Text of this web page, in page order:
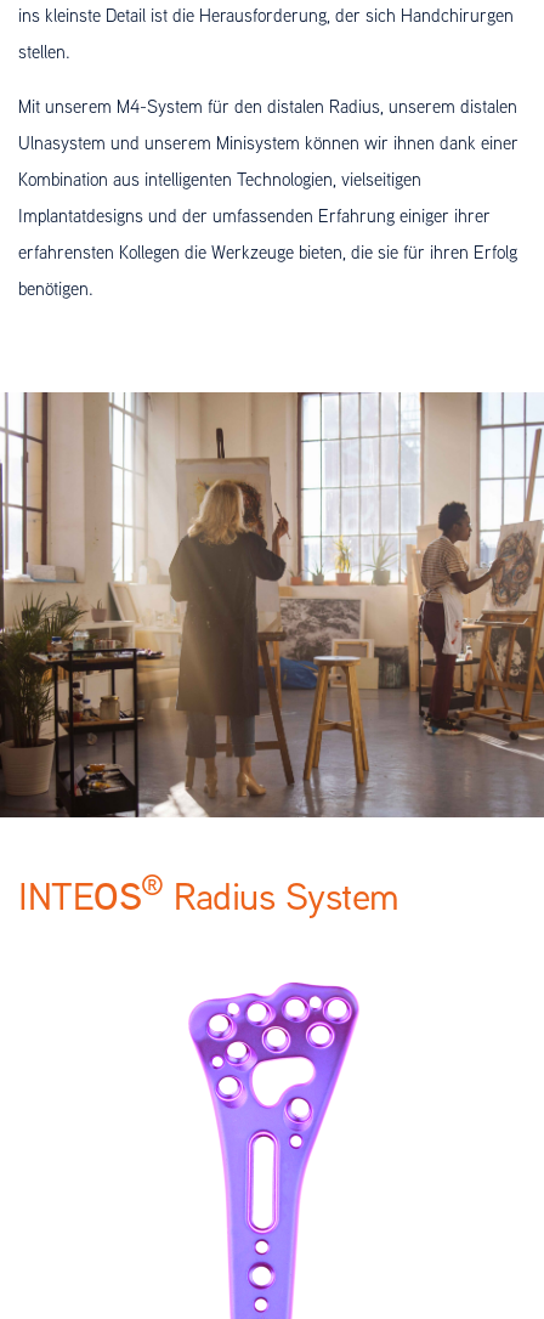
ins kleinste Detail ist die Herausforderung, der sich Handchirurgen
stellen.
Mit unserem M4-System für den distalen Radius, unserem distalen
Ulnasystem und unserem Minisystem können wir ihnen dank einer
Kombination aus intelligenten Technologien, vielseitigen
Implantatdesigns und der umfassenden Erfahrung einiger ihrer
erfahrensten Kollegen die Werkzeuge bieten, die sie für ihren Erfolg
benötigen.
INTEOS® Radius System